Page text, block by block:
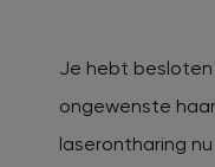
Je hebt
ongewenste
laserontharing